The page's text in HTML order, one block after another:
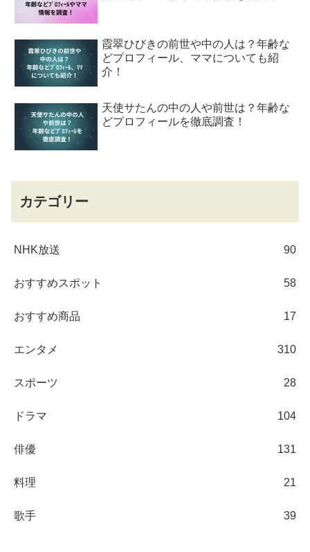
霞翠ひびきの前世や中の人は？年齢な
どプロフィール、ママについても紹
介！
天使サたんの中の人や前世は？年齢な
どプロフィールを徹底調査！
カテゴリー
NHK放送 90
おすすめスポット 58
おすすめ商品 17
エンタメ 310
スポーツ 28
ドラマ 104
俳優 131
料理 21
歌手 39